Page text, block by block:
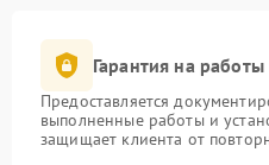
Гарантия на работы
Предоставляется
выполненные работы и
защищает клиента от